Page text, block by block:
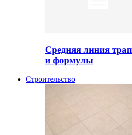
Средняя линия
и формулы
Строительство